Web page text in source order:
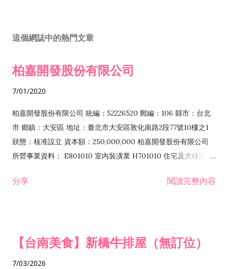
這個網誌中的熱門文章
柏嘉開發股份有限公司
7/01/2020
柏嘉開發股份有限公司 統編：52226520 郵編：106 縣市：台北
市 鄉鎮：大安區 地址：臺北市大安區敦化南路2段77號10樓之1
狀態：核准設立 資本額：250,000,000 柏嘉開發股份有限公司
所營事業資料： E801010 室內裝潢業 H701010 住宅及大樓開發
發業 H703090 不動產買賣業 H703100 不動產租賃業 I503010
分享 閱讀完整內容
【台南美食】新橋牛排屋（無訂位）
7/03/2026